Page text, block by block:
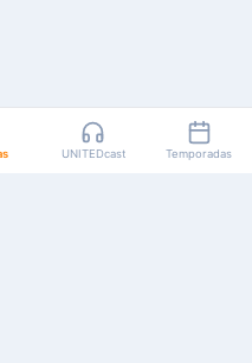
UNITEDcast Temporadas